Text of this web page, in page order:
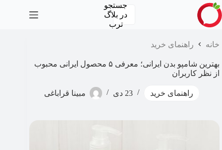
پرش
به
محتوا
جستجو
در بلاگ
ترب
خانه راهنمای خرید
بهترین شامپو بدن ایرانی؛ معرفی ۵ محصول ایرانی محبوب
از نظر کاربران
راهنمای خرید 23 دی مبینا قراباغی